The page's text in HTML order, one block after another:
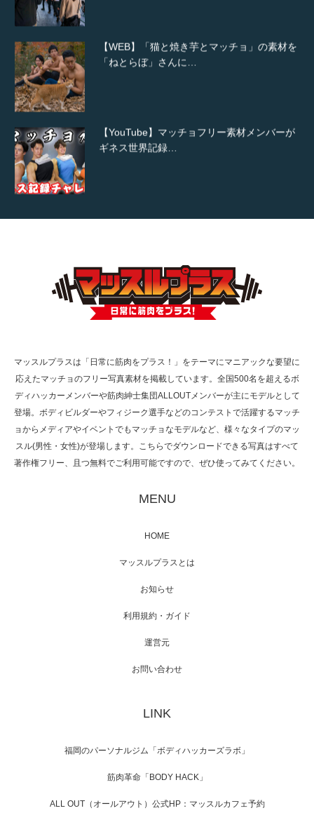
【WEB】「猫と焼き芋とマッチョ」の素材を
「ねとらぼ」さんに…
【YouTube】マッチョフリー素材メンバーが
ギネス世界記録…
TOKYO FMラジオ番組「ONE MORNING」
で紹介さ…
た（6/8放送）
映画「メカバース」舞台挨拶へマッスルプラ
【TV】NHK BS「COOL JAPAN 」にてマッス
「ねとらぼ」さんに…
マッスルプラスは「日常に筋肉をプラス！」をテーマにマニアックな要望に
応えたマッチョのフリー写真素材を掲載しています。全国500名を超えるボ
ディハッカーメンバーや筋肉紳士集団ALLOUTメンバーが主にモデルとして
登場。ボディビルダーやフィジーク選手などのコンテストで活躍するマッチ
ョからメディアやイベントでもマッチョなモデルなど、様々なタイプのマッ
スル(男性・女性)が登場します。こちらでダウンロードできる写真はすべて
著作権フリー、且つ無料でご利用可能ですので、ぜひ使ってみてください。
MENU
HOME
マッスルプラスとは
お知らせ
利用規約・ガイド
運営元
お問い合わせ
LINK
福岡のパーソナルジム「ボディハッカーズラボ」
筋肉革命「BODY HACK」
ALL OUT（オールアウト）公式HP：マッスルカフェ予約